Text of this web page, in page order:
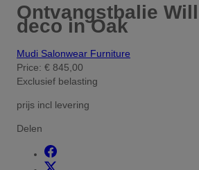
Ontvangstbalie
deco in Oak
Mudi Salonwear Furniture
Price: € 845,00
Exclusief belasting
prijs incl levering
Delen